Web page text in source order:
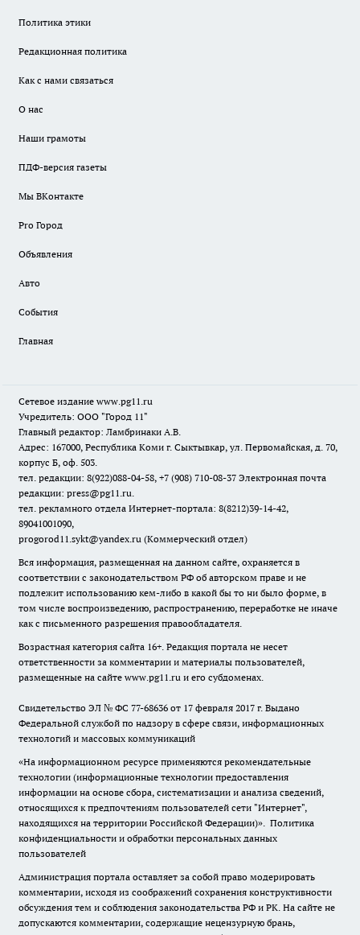
Политика этики
Редакционная политика
Как с нами связаться
О нас
Наши грамоты
ПДФ-версия газеты
Мы ВКонтакте
Pro Город
Объявления
Авто
События
Главная
Сетевое издание www.pg11.ru
Учредитель: ООО "Город 11"
Главный редактор: Ламбринаки А.В.
Адрес: 167000, Республика Коми г. Сыктывкар, ул. Первомайская, д. 70,
корпус Б, оф. 503.
тел. редакции: 8(922)088-04-58, +7 (908) 710-08-37 Электронная почта
редакции: press@pg11.ru.
тел. рекламного отдела Интернет-портала: 8(8212)39-14-42,
89041001090,
progorod11.sykt@yandex.ru (Коммерческий отдел)
Вся информация, размещенная на данном сайте, охраняется в
соответствии с законодательством РФ об авторском праве и не
подлежит использованию кем-либо в какой бы то ни было форме, в
том числе воспроизведению, распространению, переработке не иначе
как с письменного разрешения правообладателя.
Возрастная категория сайта 16+. Редакция портала не несет
ответственности за комментарии и материалы пользователей,
размещенные на сайте www.pg11.ru и его субдоменах.
Свидетельство ЭЛ № ФС 77-68636 от 17 февраля 2017 г. Выдано
Федеральной службой по надзору в сфере связи, информационных
технологий и массовых коммуникаций
«На информационном ресурсе применяются рекомендательные
технологии (информационные технологии предоставления
информации на основе сбора, систематизации и анализа сведений,
относящихся к предпочтениям пользователей сети "Интернет",
находящихся на территории Российской Федерации)». Политика
конфиденциальности и обработки персональных данных
пользователей
Администрация портала оставляет за собой право модерировать
комментарии, исходя из соображений сохранения конструктивности
обсуждения тем и соблюдения законодательства РФ и РК. На сайте не
допускаются комментарии, содержащие нецензурную брань,